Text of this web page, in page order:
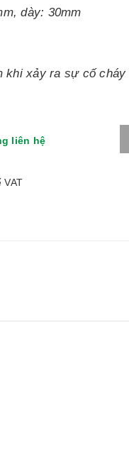
dày: 30mm
khi xảy ra sự cố
liên hệ
VAT